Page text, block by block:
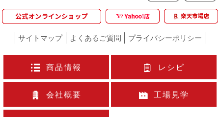
サイトマップ よくあるご質問 プライバシーポリシー
商品情報 レシピ
会社概要 工場見学